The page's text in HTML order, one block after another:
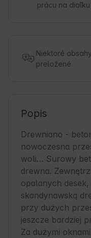
prácu na diaľku
Niektoré
preložené.
Popis
Drewniano -
nowoczesna
woli… Surowy
drewna.
opalanych
skandynawską
przy dużych
jeszcze bardziej
Za dużymi